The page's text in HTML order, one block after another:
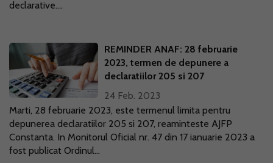
declarative....
REMINDER ANAF: 28 februarie
2023, termen de depunere a
declaratiilor 205 si 207
24 Feb. 2023
Marti, 28 februarie 2023, este termenul limita pentru
depunerea declaratiilor 205 si 207, reaminteste AJFP
Constanta. In Monitorul Oficial nr. 47 din 17 ianuarie 2023 a
fost publicat Ordinul...